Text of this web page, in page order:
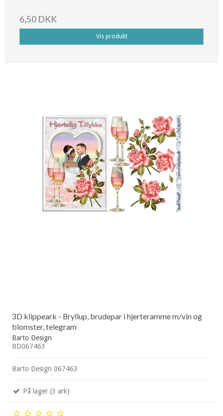
6,50 DKK
Vis produkt
3D klippeark - Bryllup, brudepar i hjerteramme m/vin og
blomster, telegram
Barto Design
BD067463
Barto Design 067463
På lager (3 ark)